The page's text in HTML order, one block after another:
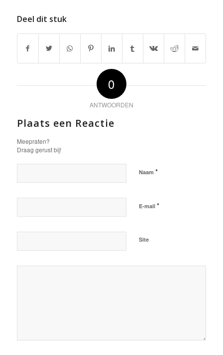
Deel dit stuk
0
ANTWOORDEN
Plaats een Reactie
Meepraten?
Draag gerust bij!
Naam *
E-mail *
Site